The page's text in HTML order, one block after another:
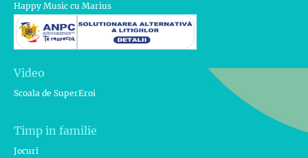
Happy Music cu Marius
Video
Scoala de SuperEroi
Timp in familie
Jocuri